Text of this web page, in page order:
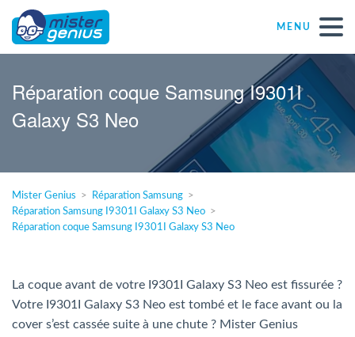
MENU
Magasins informatiques toutes marques
Particulier
Indépendant
Réparation coque Samsung I9301I
Galaxy S3 Neo
Mister Genius
Réparation Samsung
Réparation Samsung I9301I Galaxy S3 Neo
Réparation coque Samsung I9301I Galaxy S3 Neo
La coque avant de votre I9301I Galaxy S3 Neo est fissurée ?
Votre I9301I Galaxy S3 Neo est tombé et le face avant ou la
cover s’est cassée suite à une chute ? Mister Genius